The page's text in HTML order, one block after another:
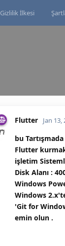
Gizlilik İlkesi
Flutter Jan 13,
bu
Flutter
işletim
Disk Alanı :
Windows
Windows
'Git for
emin olun .